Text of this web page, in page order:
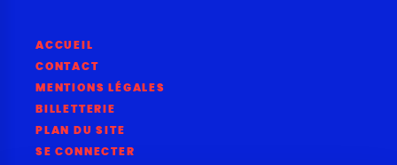
ACCUEIL
CONTACT
MENTIONS LÉGALES
BILLETTERIE
PLAN DU SITE
SE CONNECTER